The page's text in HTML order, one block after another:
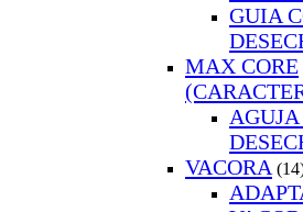
GUIA
MAX CORE
VACORA